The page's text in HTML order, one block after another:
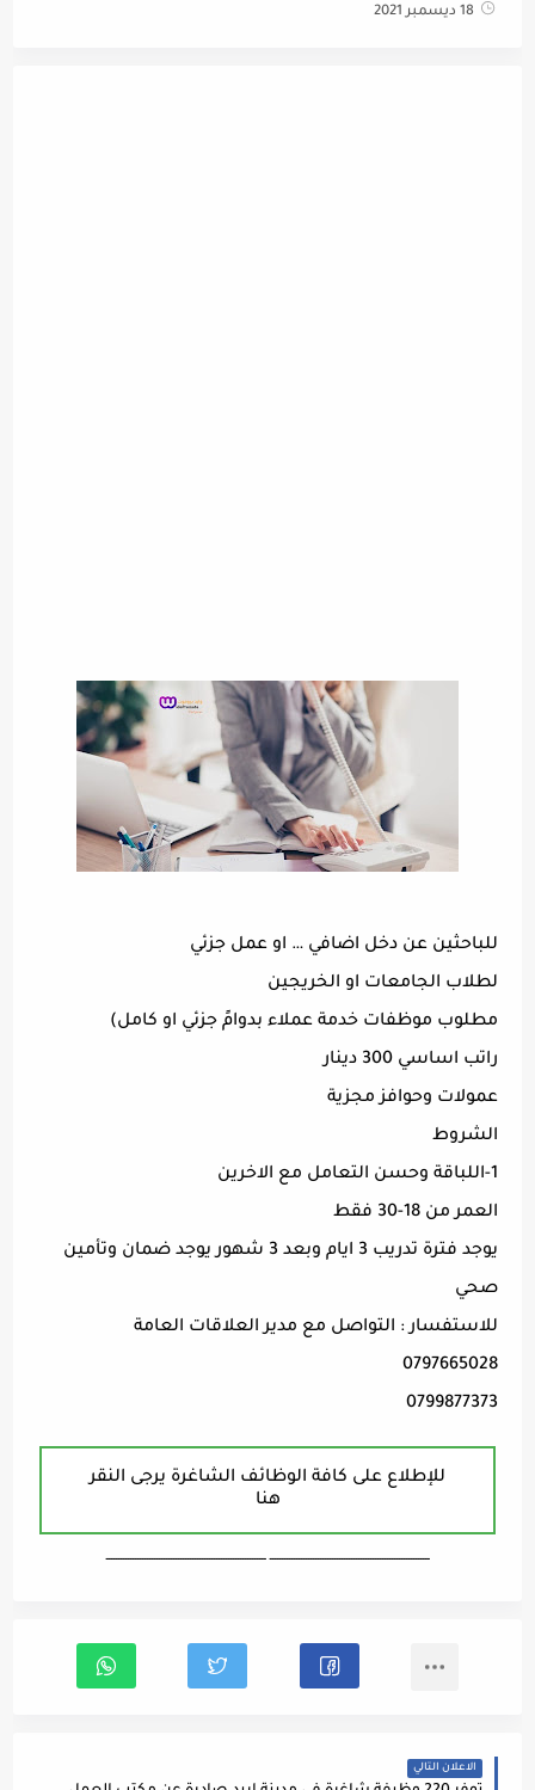
18 ديسمبر 2021
للباحثين عن دخل اضافي … او عمل جزئي
لطلاب الجامعات او الخريجين
مطلوب موظفات خدمة عملاء بدوامً جزئي او كامل)
راتب اساسي 300 دينار
عمولات وحوافز مجزية
الشروط
1-اللباقة وحسن التعامل مع الاخرين
العمر من 18-30 فقط
يوجد فترة تدريب 3 ايام وبعد 3 شهور يوجد ضمان وتأمين
صحي
للاستفسار : التواصل مع مدير العلاقات العامة
0797665028
0799877373
للإطلاع على كافة الوظائف الشاغرة يرجى النقر
هنا
ـــــــــــــــــــــــــــــــــــــــــــــــــــــــــــــــــــ ـــــــــــــــــــــــــــــــــــــــــــــــــــــــــــــــــــ
الاعلان التالي